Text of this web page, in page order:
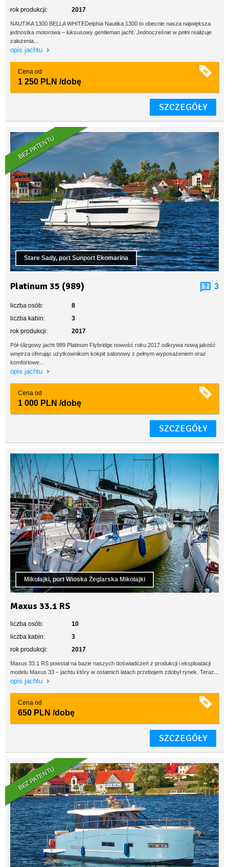
rok produkcji:
2017
NAUTIKA 1300 BELLA WHITEDelphia Nautika 1300 to obecnie nasza największa
jednostka motorowa – luksusowy gentleman jacht. Jednocześnie w pełni realizuje
założenia...
opis jachtu
Cena od
1 250 PLN /dobę
SZCZEGÓŁY
BEZ PATENTU
Stare Sady, port Sunport Ekomarina
Platinum 35 (989) 3
liczba osób:
8
liczba kabin:
3
rok produkcji:
2017
Pół-ślizgowy jacht 989 Platinum Flybridge nowość roku 2017 odkrywa nową jakość
wnętrza oferując użytkownikom kokpit salonowy z pełnym wyposażeniem oraz
komfortowe...
opis jachtu
Cena od
1 000 PLN /dobę
SZCZEGÓŁY
Mikołajki, port Wioska Żeglarska Mikołajki
Maxus 33.1 RS
liczba osób:
10
liczba kabin:
3
rok produkcji:
2017
Maxus 33.1 RS powstał na bazie naszych doświadczeń z produkcji i eksploatacji
modelu Maxus 33 – jachtu który w ostatnich latach przebojem zdobył rynek. Teraz...
opis jachtu
Cena od
650 PLN /dobę
SZCZEGÓŁY
BEZ PATENTU